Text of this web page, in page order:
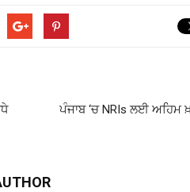
ਪੰਜਾਬ ‘ਚ NRIs ਲਈ